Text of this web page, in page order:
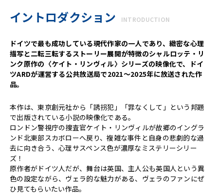
イントロダクション INTRODUCTION
ドイツで最も成功している現代作家の一人であり、緻密な心理
描写と二転三転するストーリー展開が特徴のシャルロッテ・リ
ンク原作の〈ケイト・リンヴィル〉シリーズの映像化で、ドイ
ツARDが運営する公共放送局で2021～2025年に放送された作
品。
本作は、東京創元社から「誘拐犯」「罪なくして」という邦題
で出版されている小説の映像化である。
ロンドン警視庁の捜査官ケイト・リンヴィルが故郷のイングラ
ンド北東部スカボローへ戻り、複雑な事件と自身の悲劇的な過
去に向き合う、心理サスペンス色が濃厚なミステリーシリー
ズ！
原作者がドイツ⼈だが、舞台は英国、主⼈公も英国⼈という異
色の設定ながら、ヴェラ的な魅力がある、ヴェラのファンにぜ
ひ見てもらいたい作品。